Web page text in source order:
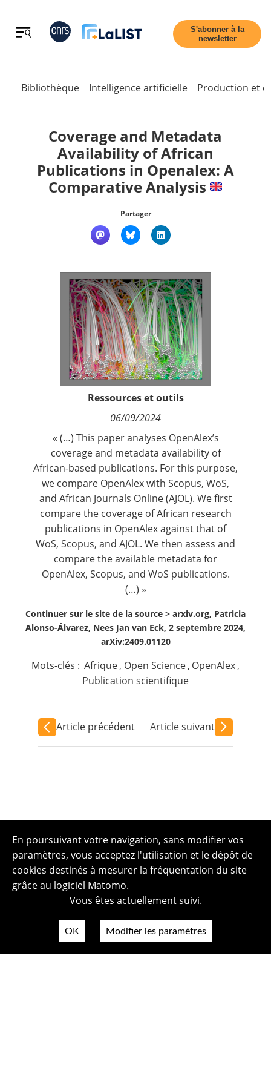
Retour
Accueil
Qui sommes nous ?
S'abonner à la
newsletter
Retour
Bibliothèque Intelligence artificielle Production et
Coverage and Metadata
Availability of African
Publications in Openalex: A
Comparative Analysis
Partager
Ressources et outils
06/09/2024
« (…) This paper analyses OpenAlex’s
coverage and metadata availability of
African-based publications. For this purpose,
we compare OpenAlex with Scopus, WoS,
and African Journals Online (AJOL). We first
compare the coverage of African research
publications in OpenAlex against that of
WoS, Scopus, and AJOL. We then assess and
compare the available metadata for
OpenAlex, Scopus, and WoS publications.
(…) »
Continuer sur le site de la source > arxiv.org, Patricia
Alonso-Álvarez, Nees Jan van Eck, 2 septembre 2024,
arXiv:2409.01120
Mots-clés : Afrique, Open Science , OpenAlex,
Publication scientifique
Article précédent Article suivant
En poursuivant votre navigation, sans modifier vos
paramètres, vous acceptez l'utilisation et le dépôt de
cookies destinés à mesurer la fréquentation du site
grâce au logiciel Matomo.
Vous êtes actuellement suivi.
OK Modifier les paramètres